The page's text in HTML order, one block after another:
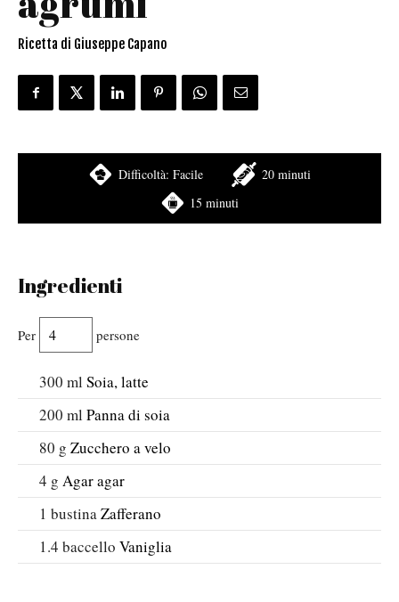
Ricetta di Giuseppe Capano
Difficoltà: Facile
20 minuti
15 minuti
Ingredienti
Per persone
300 ml Soia, latte
200 ml Panna di soia
80 g Zucchero a velo
4 g Agar agar
1 bustinaZafferano
1.4 baccello Vaniglia